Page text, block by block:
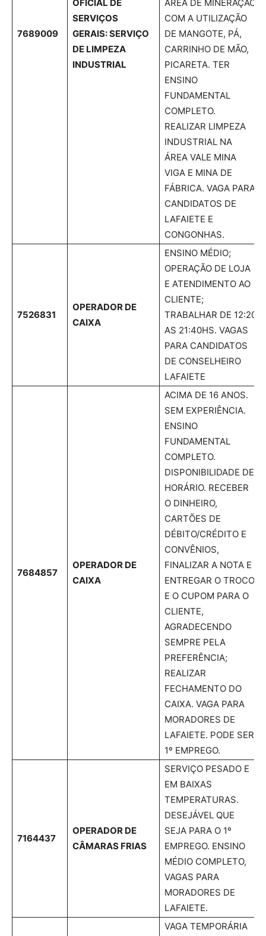
7689009
OFICIAL DE
SERVIÇOS
GERAIS: SERVIÇO
DE LIMPEZA
INDUSTRIAL
ÁREA DE MINERAÇÃO
COM A UTILIZAÇÃO
DE MANGOTE, PÁ,
CARRINHO DE MÃO,
PICARETA. TER
ENSINO
FUNDAMENTAL
COMPLETO.
REALIZAR LIMPEZA
INDUSTRIAL NA
ÁREA VALE MINA
VIGA E MINA DE
FÁBRICA. VAGA PARA
CANDIDATOS DE
LAFAIETE E
CONGONHAS.
7526831
OPERADOR DE
CAIXA
ENSINO MÉDIO;
OPERAÇÃO DE LOJA
E ATENDIMENTO AO
CLIENTE;
TRABALHAR DE 12:20
AS 21:40HS. VAGAS
PARA CANDIDATOS
DE CONSELHEIRO
LAFAIETE
7684857
OPERADOR DE
CAIXA
ACIMA DE 16 ANOS.
SEM EXPERIÊNCIA.
ENSINO
FUNDAMENTAL
COMPLETO.
DISPONIBILIDADE DE
HORÁRIO. RECEBER
O DINHEIRO,
CARTÕES DE
DÉBITO/CRÉDITO E
CONVÊNIOS,
FINALIZAR A NOTA E
ENTREGAR O TROCO
E O CUPOM PARA O
CLIENTE,
AGRADECENDO
SEMPRE PELA
PREFERÊNCIA;
REALIZAR
FECHAMENTO DO
CAIXA. VAGA PARA
MORADORES DE
LAFAIETE. PODE SER
1º EMPREGO.
7164437
OPERADOR DE
CÂMARAS FRIAS
SERVIÇO PESADO E
EM BAIXAS
TEMPERATURAS.
DESEJÁVEL QUE
SEJA PARA O 1º
EMPREGO. ENSINO
MÉDIO COMPLETO,
VAGAS PARA
MORADORES DE
LAFAIETE.
VAGA TEMPORÁRIA